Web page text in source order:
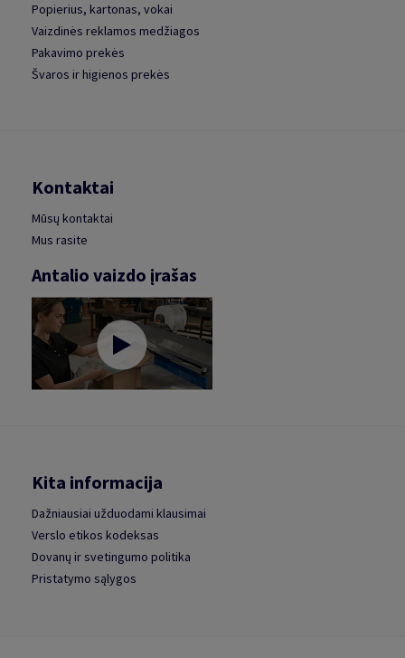
Popierius, kartonas, vokai
Vaizdinės reklamos medžiagos
Pakavimo prekės
Švaros ir higienos prekės
Kontaktai
Mūsų kontaktai
Mus rasite
Antalio vaizdo įrašas
Kita informacija
Dažniausiai užduodami klausimai
Verslo etikos kodeksas
Dovanų ir svetingumo politika
Pristatymo sąlygos